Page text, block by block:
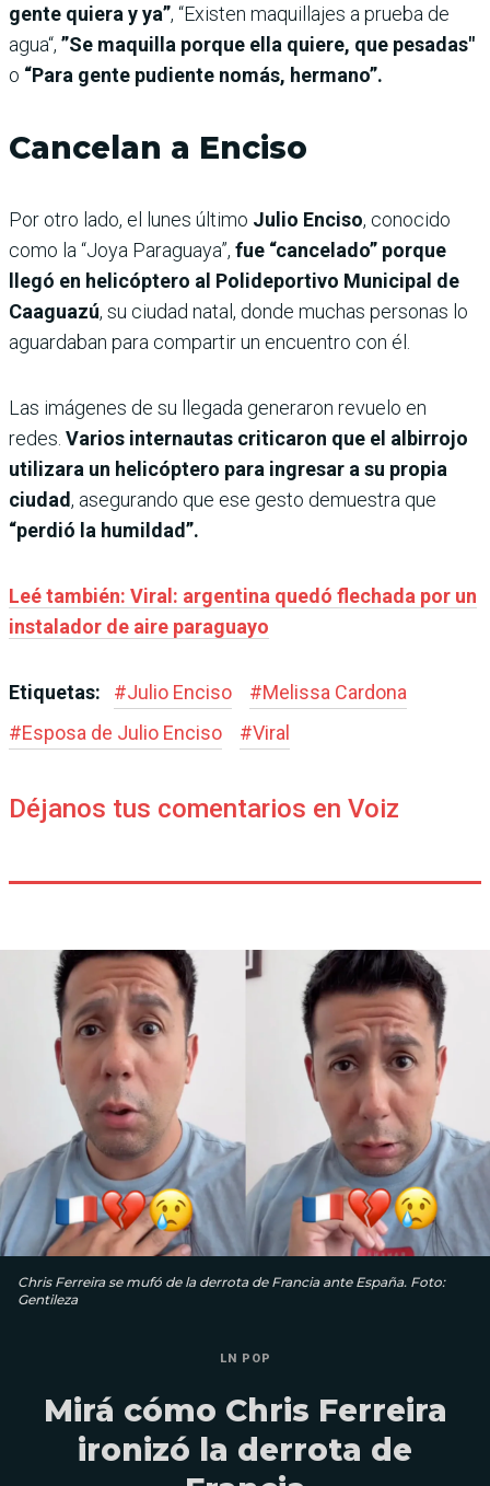
gente quiera y ya”, “Existen maquillajes a prueba de
agua“, ”Se maquilla porque ella quiere, que pesadas"
o “Para gente pudiente nomás, hermano”.
Cancelan a Enciso
Por otro lado, el lunes último Julio Enciso, conocido
como la “Joya Paraguaya”, fue “cancelado” porque
llegó en helicóptero al Polideportivo Municipal de
Caaguazú, su ciudad natal, donde muchas personas lo
aguardaban para compartir un encuentro con él.
Las imágenes de su llegada generaron revuelo en
redes. Varios internautas criticaron que el albirrojo
utilizara un helicóptero para ingresar a su propia
ciudad, asegurando que ese gesto demuestra que
“perdió la humildad”.
Leé también: Viral: argentina quedó flechada por un
instalador de aire paraguayo
Etiquetas: #Julio Enciso #Melissa Cardona
#Esposa de Julio Enciso #Viral
Déjanos tus comentarios en Voiz
Chris Ferreira se mufó de la derrota de Francia ante España. Foto:
Gentileza
LN POP
Mirá cómo Chris Ferreira
ironizó la derrota de